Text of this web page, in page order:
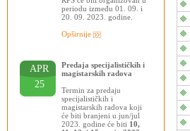
periodu između 01. 09. i
20. 09. 2023. godine.
Opširnije
APR
25
Predaja specijalističkih i
magistarskih radova
Termin za predaju
specijalističkih i
magistarskih radova koji
će biti branjeni u jun/jul
2023. godine će biti 10,